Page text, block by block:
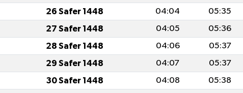
26 Safer 1448 04:04 05:35
27 Safer 1448 04:05 05:36
28 Safer 1448 04:06 05:37
29 Safer 1448 04:07 05:37
30 Safer 1448 04:08 05:38